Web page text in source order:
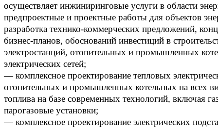
осуществляет инжиниринговые услуги в области
предпроектные и проектные работы для объектов
разработка технико-коммерческих предложений,
бизнес-планов, обоснований инвестиций в
электростанций, отопительных и промышленных
электрических сетей;
— комплексное проектирование тепловых
отопительных и промышленных котельных на всех
топлива на базе современных технологий, включая
парогазовые установки;
— комплексное проектирование электрических